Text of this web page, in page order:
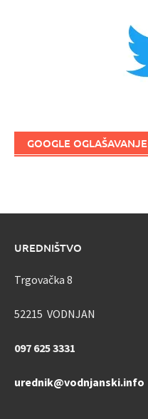
GOOGLE OGLAŠAVANJE
UREDNIŠTVO
Trgovačka 8
52215 VODNJAN
097 625 3331
urednik@vodnjanski.info